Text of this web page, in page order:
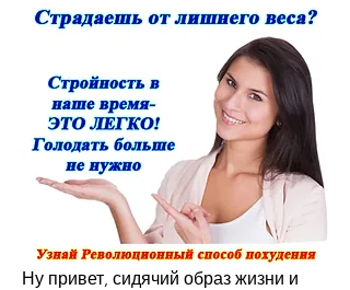
Ну привет, сидячий образ жизни и